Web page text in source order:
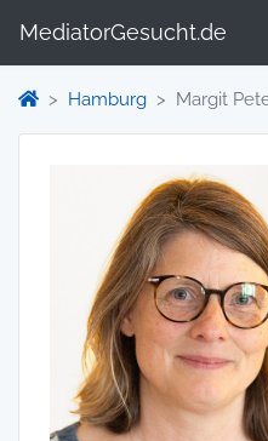
MediatorGesucht.de
Hamburg Margit